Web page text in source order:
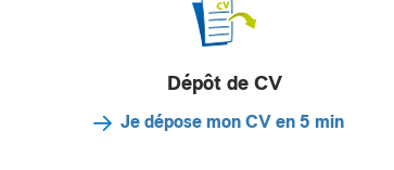
Dépôt de CV
Je dépose mon CV en 5 min